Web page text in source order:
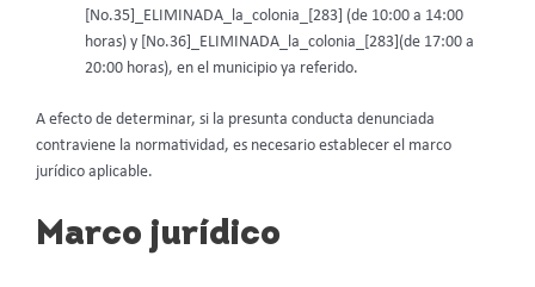
[No.35]_ELIMINADA_la_colonia_[283] (de 10:00 a 14:00
horas) y [No.36]_ELIMINADA_la_colonia_[283](de 17:00 a
20:00 horas), en el municipio ya referido.
A efecto de determinar, si la presunta conducta denunciada
contraviene la normatividad, es necesario establecer el marco
jurídico aplicable.
Marco jurídico